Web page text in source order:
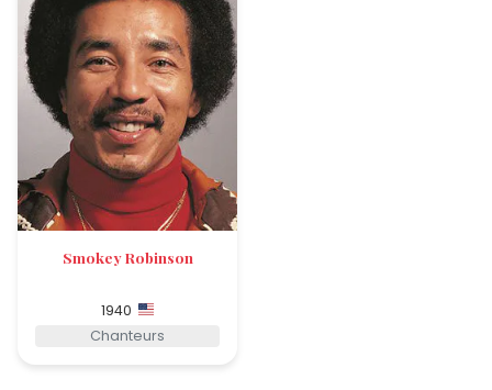
Smokey Robinson
1940
Chanteurs